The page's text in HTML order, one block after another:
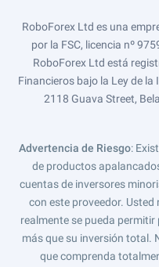
RoboForex Ltd es una
por la FSC, licencia nº
RoboForex Ltd está
Financieros bajo la Ley de
2118 Guava Street,
Advertencia de Riesgo:
de productos
cuentas de inversores
con este proveedor. Usted
realmente se pueda permitir
más que su inversión total.
que comprenda